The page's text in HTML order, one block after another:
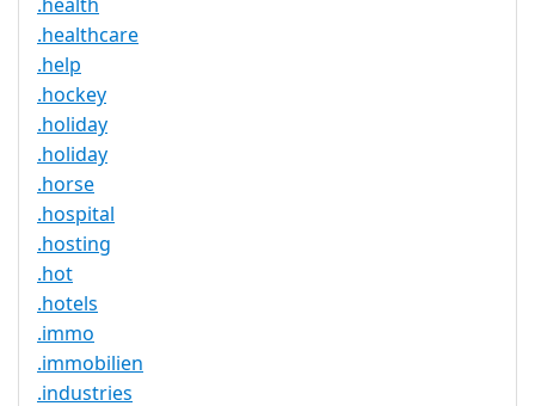
.health
.healthcare
.help
.hockey
.holiday
.holiday
.horse
.hospital
.hosting
.hot
.hotels
.immo
.immobilien
.industries